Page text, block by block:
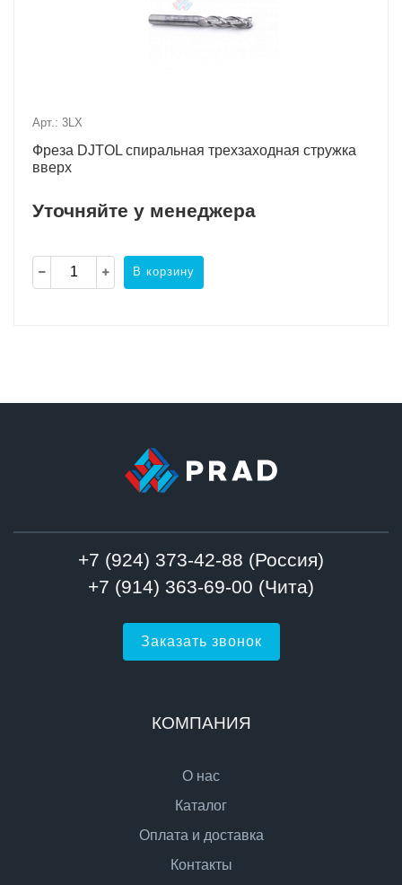
Арт.: 3LX
Фреза DJTOL спиральная трехзаходная стружка
вверх
Уточняйте у менеджера
В корзину
+7 (924) 373-42-88 (Россия)
+7 (914) 363-69-00 (Чита)
Заказать звонок
КОМПАНИЯ
О нас
Каталог
Оплата и доставка
Контакты